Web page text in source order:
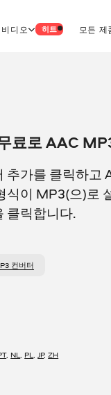
비디오 히트 모든 제
료로 AAC
추가를 클릭하고
식이 MP3(으)로
클릭합니다.
MP3 컨버터
, NL, PL,JP,ZH